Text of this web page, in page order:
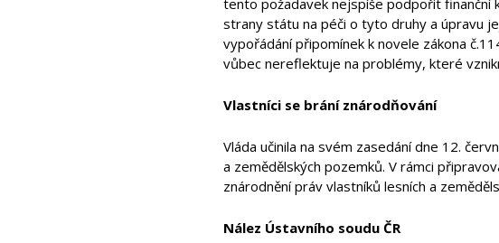
tento požadavek nejspíše podpořit finanční
strany státu na péči o tyto druhy a úpravu
vypořádání připomínek k novele zákona
vůbec nereflektuje na problémy, které
Vlastníci se brání znárodňování
Vláda učinila na svém zasedání dne 12.
a zemědělských pozemků. V rámci
znárodnění práv vlastníků lesních a
Nález Ústavního soudu ČR